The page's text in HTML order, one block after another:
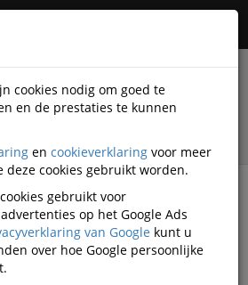
filter
Thermal supplies
cookies nodig om goed te
en de prestaties te kunnen
en cookieverklaring voor meer
deze cookies gebruikt worden.
gebruikt voor
op het Google Ads
van Google kunt u
over hoe Google persoonlijke